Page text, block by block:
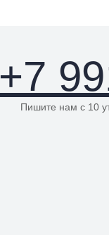
+7
Пишите нам с 10